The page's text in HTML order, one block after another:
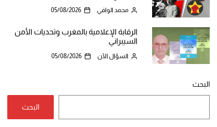
محمد الوافي 05/08/2026
الرقابة الإعلامية بالمغرب وتحديات الأمن
السيبراني
السؤال الآن 05/08/2026
البحث
البحث